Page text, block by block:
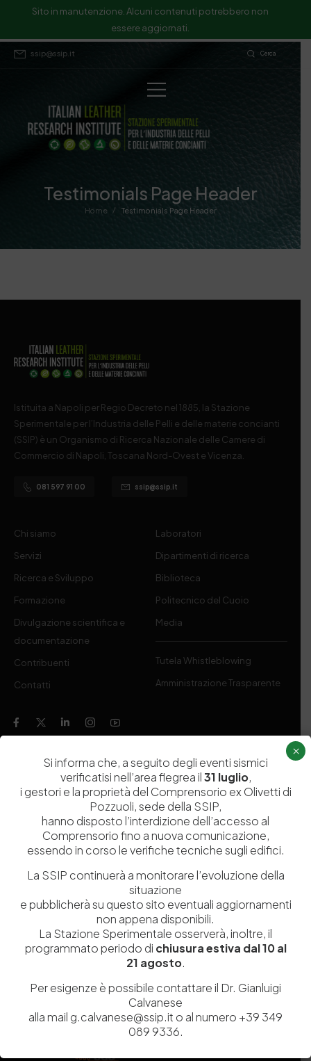
Sito in manutenzione. Alcuni contenuti potrebbero non
essere aggiornati.
ssip@ssip.it Cerca
Testimonials Page Header
Home / Testimonials Page Header
Istituita a Napoli per Regio Decreto nel 1885, la Stazione
Sperimentale per l’Industria delle Pelli e delle materie concianti
(SSIP) è un Organismo di Ricerca Nazionale delle Camere di
Commercio di Napoli, Toscana Nord-Ovest e Vicenza.
081 597 91 00 ssip@ssip.it
Chi siamo
Servizi
Ricerca e Sviluppo
Formazione
Divulgazione scientifica e
documentazione
Contribuenti
Contatti
Laboratori
Dipartimenti di ricerca
Biblioteca
Politecnico del Cuoio
Media
Tutela Whistleblowing
Amministrazione Trasparente
Codice fiscale e Partita Iva07936981211
Iscrizione REANA 920756
Codice di iscrizione all’Anagrafe Nazionale delle Ricerche del
Capitale Sociale Euro9.690.240,00
stazionesperimentaleindustriapelli@legalmail.it
Sede legaleVia Campi Flegrei, 34 – 80078 Pozzuoli (NA) – Tel. +39
Si informa che, a seguito degli eventi sismici
verificatisi nell’area flegrea il31 luglio,
i gestori e la proprietà del Comprensorio ex Olivetti di
Pozzuoli, sede della SSIP,
hanno disposto l’interdizione dell’accesso al
Comprensorio fino a nuova comunicazione,
essendo in corso le verifiche tecniche sugli edifici.
La SSIP continuerà a monitorare l’evoluzione della
situazione
e pubblicherà su questo sito eventuali aggiornamenti
non appena disponibili.
La Stazione Sperimentale osserverà, inoltre, il
programmato periodo di chiusura estiva dal 10 al
21 agosto.
Per esigenze è possibile contattare il Dr. Gianluigi
Calvanese
alla mail g.calvanese@ssip.it o al numero +39 349
089 9336.
×